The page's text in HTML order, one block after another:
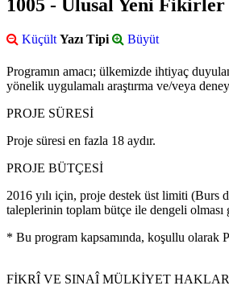
1005 - Ulusal Yeni
Küçült Yazı Tipi Büyüt
Programın amacı; ülkemizde ihtiyaç
yönelik uygulamalı araştırma ve/veya
PROJE SÜRESİ
Proje süresi en fazla 18 aydır.
PROJE BÜTÇESİ
2016 yılı için, proje destek üst limiti (Burs
taleplerinin toplam bütçe ile dengeli
* Bu program kapsamında, koşullu olarak
FİKRÎ VE SINAÎ MÜLKİYET